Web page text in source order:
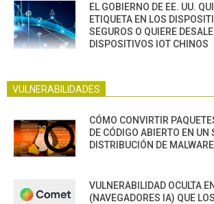
EL GOBIERNO DE EE. UU.
ETIQUETA EN LOS
SEGUROS O QUIERE
DISPOSITIVOS IOT CHINOS
VULNERABILIDADES
CÓMO CONVIRTIR
DE CÓDIGO ABIERTO EN UN
DISTRIBUCIÓN DE MALWARE
VULNERABILIDAD OCULTA
(NAVEGADORES IA) QUE